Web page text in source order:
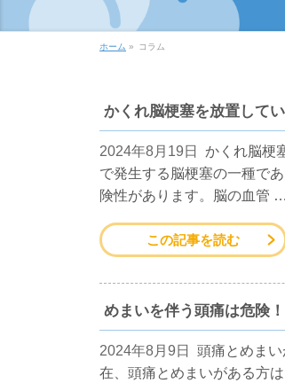
ホーム » コラム
かくれ脳梗塞を放置して
2024年8月19日
かくれ脳梗
で発生する脳梗塞の一種で
険性があります。脳の血管 …
この記事を読む
めまいを伴う頭痛は危険
2024年8月9日
頭痛とめま
在、頭痛とめまいがある方